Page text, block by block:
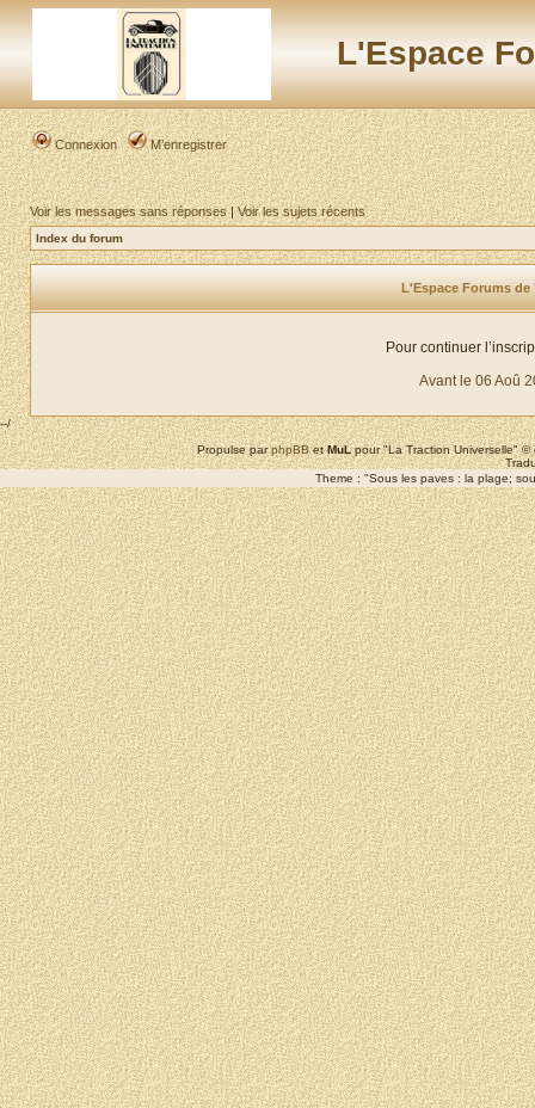
L'Espace
Connexion M’enregistrer
Voir les messages sans réponses|Voir les sujets récents
Index du forum
L'Espace Forums
Pour continuer
Avant le 06 Aoû
--/
Propulse parphpBBetMuLpour "La Traction Universelle"
Theme : "Sous les paves : la plage;